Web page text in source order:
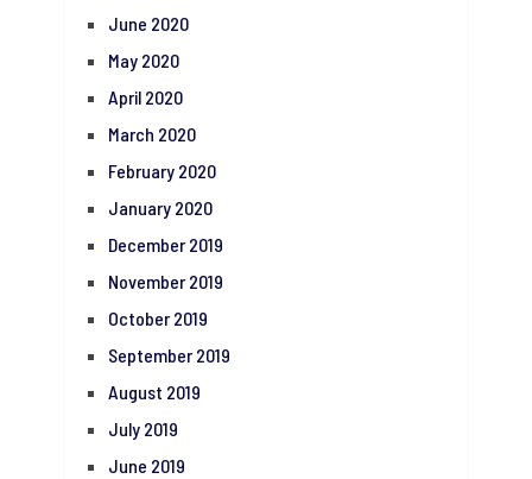
June 2020
May 2020
April 2020
March 2020
February 2020
January 2020
December 2019
November 2019
October 2019
September 2019
August 2019
July 2019
June 2019